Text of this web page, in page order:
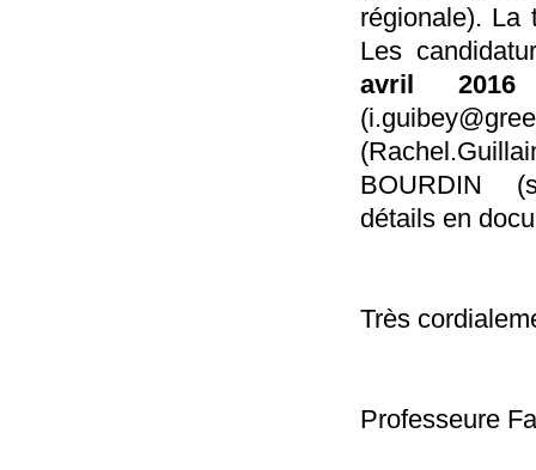
régionale). La
Les
avril
BOURDIN
détails en
Très
Professeure